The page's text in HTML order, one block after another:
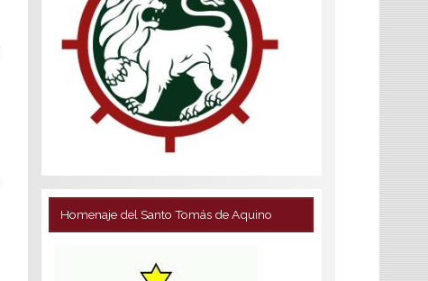
Homenaje del Santo Tomás de Aquino